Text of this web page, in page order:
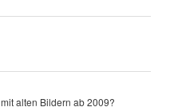
mit alten Bildern ab 2009?